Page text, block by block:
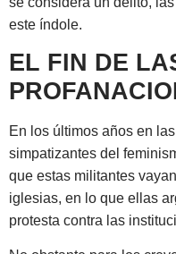
este índole.
EL FIN DE
En los últimos años en
simpatizantes del
que estas militantes
iglesias, en lo que ellas
protesta contra las